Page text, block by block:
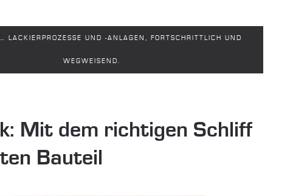
LACKIERPROZESSE UND -ANLAGEN, FORT­SCHRITT­LICH UND
WEG­WEIS­END.
Mit dem richtigen Schliff
Bauteil